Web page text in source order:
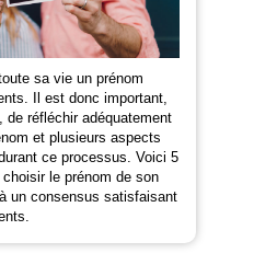
sa vie un prénom
Il est donc important,
de réfléchir adéquatement
et plusieurs aspects
ce processus. Voici 5
le prénom de son
un consensus satisfaisant